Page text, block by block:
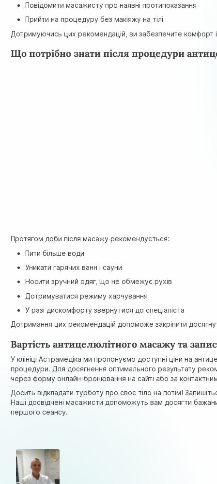
Повідомити масажисту про наявні протипоказання
Прийти на процедуру без макіяжу на тілі
Дотримуючись цих рекомендацій, ви забезпечите комфорт
Що потрібно знати після процедури
Протягом доби після масажу рекомендується:
Пити більше води
Уникати гарячих ванн і сауни
Носити зручний одяг, що не обмежує рухів
Дотримуватися режиму харчування
У разі дискомфорту звернутися до спеціаліста
Дотримання цих рекомендацій допоможе закріпити
Вартість антицелюлітного масажу та
У клініці Астрамедіка ми пропонуємо доступні ціни на
процедури. Для досягнення оптимального результату
через форму онлайн-бронювання на сайті або за
Досить відкладати турботу про своє тіло на потім!
Наші досвідчені масажисти допоможуть вам досягти
першого сеансу.